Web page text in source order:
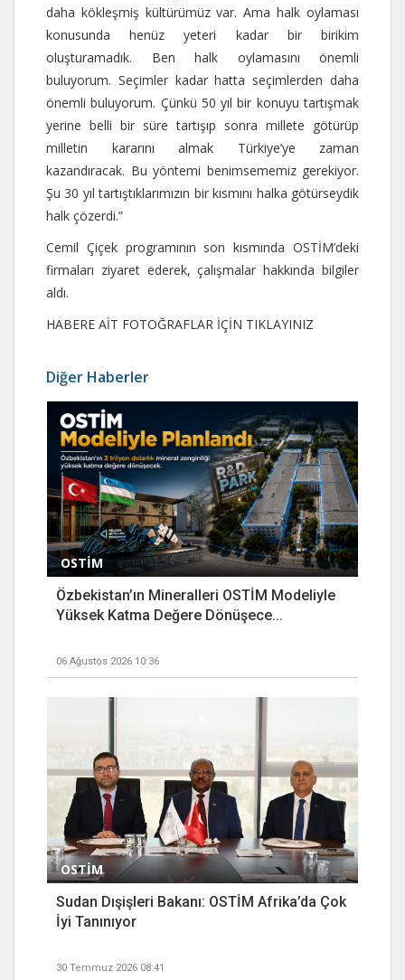
daha kökleşmiş kültürümüz var. Ama halk oylaması
konusunda henüz yeteri kadar bir birikim
oluşturamadık. Ben halk oylamasını önemli
buluyorum. Seçimler kadar hatta seçimlerden daha
önemli buluyorum. Çünkü 50 yıl bir konuyu tartışmak
yerine belli bir süre tartışıp sonra millete götürüp
milletin kararını almak Türkiye’ye zaman
kazandıracak. Bu yöntemi benimsememiz gerekiyor.
Şu 30 yıl tartıştıklarımızın bir kısmını halka götürseydik
halk çözerdi.”
Cemil Çiçek programının son kısmında OSTİM’deki
firmaları ziyaret ederek, çalışmalar hakkında bilgiler
aldı.
HABERE AİT FOTOĞRAFLAR İÇİN TIKLAYINIZ
Diğer Haberler
OSTİM
Özbekistan’ın Mineralleri OSTİM Modeliyle
Yüksek Katma Değere Dönüşece...
06 Ağustos 2026 10:36
OSTİM
Sudan Dışişleri Bakanı: OSTİM Afrika’da Çok
İyi Tanınıyor
30 Temmuz 2026 08:41